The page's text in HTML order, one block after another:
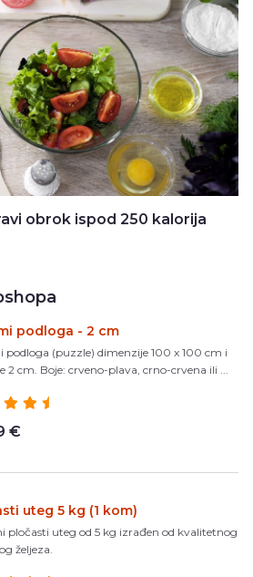
obrok ispod 250 kalorija
podloga - 2 cm
podloga (puzzle) dimenzije 100 x 100 cm i
2 cm. Boje: crveno-plava, crno-crvena ili ...
€
uteg 5 kg (1 kom)
pločasti uteg od 5 kg izrađen od kvalitetnog
željeza.